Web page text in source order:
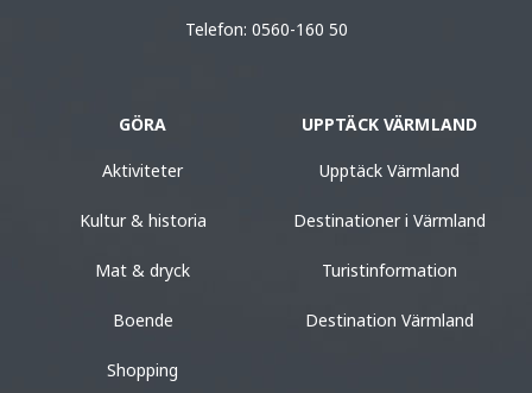
Telefon: 0560-160 50
GÖRA
Aktiviteter
Kultur & historia
Mat & dryck
Boende
Shopping
UPPTÄCK VÄRMLAND
Upptäck Värmland
Destinationer i Värmland
Turistinformation
Destination Värmland